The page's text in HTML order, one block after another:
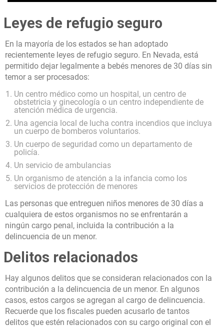
Leyes de refugio seguro
En la mayoría de los estados se han adoptado
recientemente leyes de refugio seguro. En Nevada, está
permitido dejar legalmente a bebés menores de 30 días sin
temor a ser procesados:
Un centro médico como un hospital, un centro de
obstetricia y ginecología o un centro independiente de
atención médica de urgencia.
Una agencia local de lucha contra incendios que incluya
un cuerpo de bomberos voluntarios.
Un cuerpo de seguridad como un departamento de
policía.
Un servicio de ambulancias
Un organismo de atención a la infancia como los
servicios de protección de menores
Las personas que entreguen niños menores de 30 días a
cualquiera de estos organismos no se enfrentarán a
ningún cargo penal, incluida la contribución a la
delincuencia de un menor.
Delitos relacionados
Hay algunos delitos que se consideran relacionados con la
contribución a la delincuencia de un menor. En algunos
casos, estos cargos se agregan al cargo de delincuencia.
Recuerde que los fiscales pueden acusarlo de tantos
delitos que estén relacionados con su cargo original con el